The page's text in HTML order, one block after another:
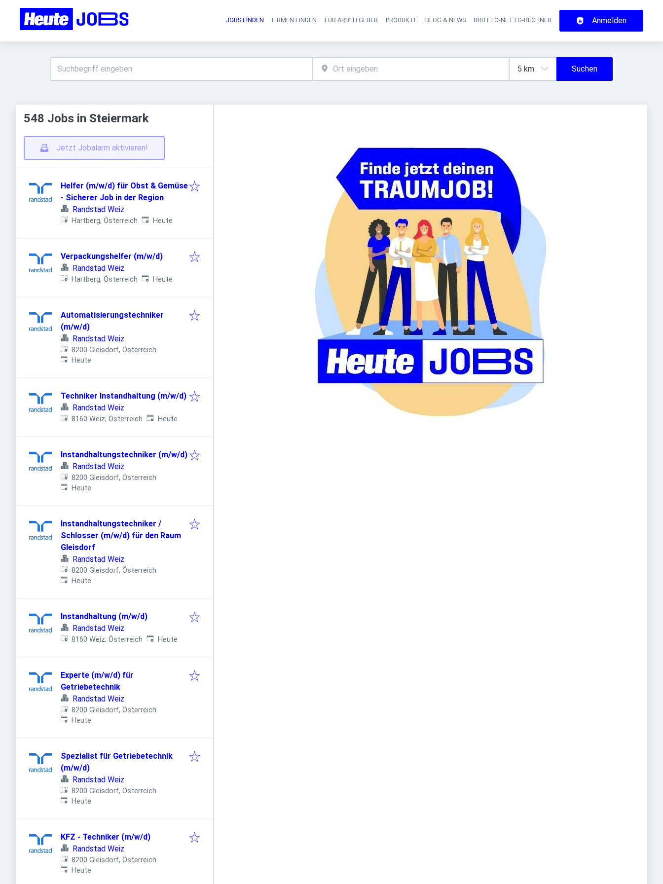
Haupt-Navigation
JOBS FINDEN FIRMEN FINDEN FÜR ARBEITGEBER PRODUKTE BLOG & NEWS BRUTTO-NETTO-RECHNER Anmelden
Suchen
548 Jobs in Steiermark
Jetzt Jobalarm aktivieren!
Helfer (m/w/d) für Obst & Gemüse
- Sicherer Job in der Region
Randstad Weiz
Hartberg, Österreich Veröffentlicht
Heute
Verpackungshelfer (m/w/d)
Randstad Weiz
Hartberg, Österreich Veröffentlicht
Heute
Automatisierungstechniker
(m/w/d)
Randstad Weiz
8200 Gleisdorf, Österreich
Veröffentlicht
Heute
Techniker Instandhaltung (m/w/d)
Randstad Weiz
8160 Weiz, Österreich Veröffentlicht
Heute
Instandhaltungstechniker (m/w/d)
Randstad Weiz
8200 Gleisdorf, Österreich
Veröffentlicht
Heute
Instandhaltungstechniker /
Schlosser (m/w/d) für den Raum
Gleisdorf
Randstad Weiz
8200 Gleisdorf, Österreich
Veröffentlicht
Heute
Instandhaltung (m/w/d)
Randstad Weiz
8160 Weiz, Österreich Veröffentlicht
Heute
Experte (m/w/d) für
Getriebetechnik
Randstad Weiz
8200 Gleisdorf, Österreich
Veröffentlicht
Heute
Spezialist für Getriebetechnik
(m/w/d)
Randstad Weiz
8200 Gleisdorf, Österreich
Veröffentlicht
Heute
KFZ - Techniker (m/w/d)
Randstad Weiz
8200 Gleisdorf, Österreich
Veröffentlicht
Heute